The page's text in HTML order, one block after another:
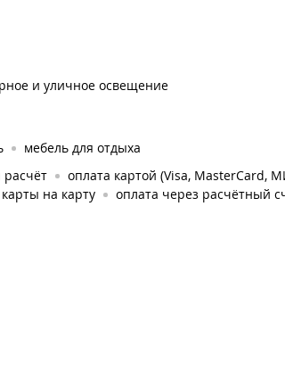
и уличное освещение
мебель для отдыха
оплата картой (Visa, MasterCard,
на карту
оплата через расчётный